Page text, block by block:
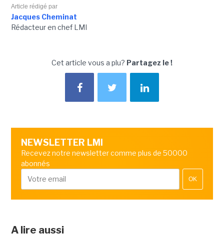
Article rédigé par
Jacques Cheminat
Rédacteur en chef LMI
Cet article vous a plu? Partagez le !
NEWSLETTER LMI
Recevez notre newsletter comme plus de 50000
abonnés
OK
A lire aussi